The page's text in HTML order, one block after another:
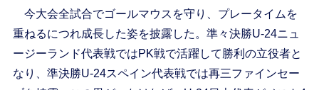
今大会全試合でゴールマウスを守り、プレータイムを
重ねるにつれ成長した姿を披露した。準々決勝U-24ニュ
ージーランド代表戦ではPK戦で活躍して勝利の立役者と
なり、準決勝U-24スペイン代表戦では再三ファインセー